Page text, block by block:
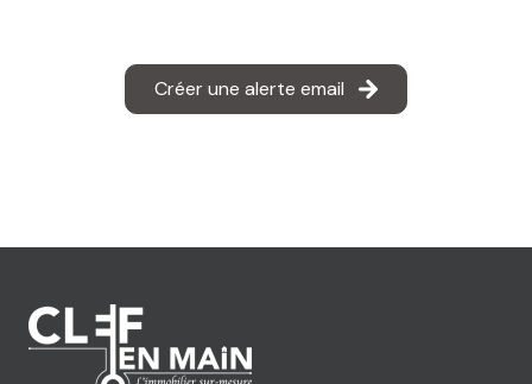
Créer une alerte email